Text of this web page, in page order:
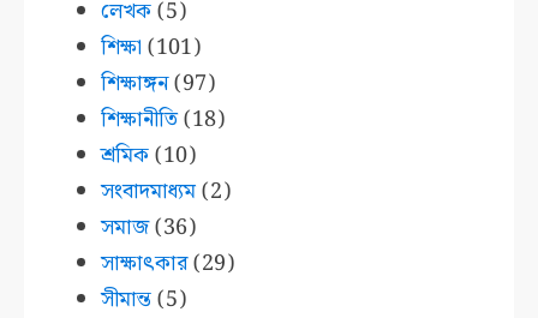
লেখক(5)
শিক্ষা (101)
শিক্ষাঙ্গন(97)
শিক্ষানীতি(18)
শ্রমিক(10)
সংবাদমাধ্যম(2)
সমাজ(36)
সাক্ষাৎকার(29)
সীমান্ত(5)